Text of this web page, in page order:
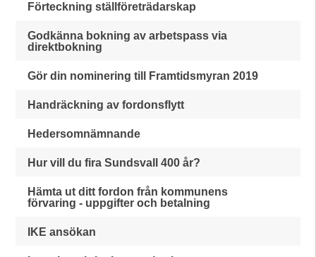
Förteckning ställföreträdarskap
Godkänna bokning av arbetspass via
direktbokning
Gör din nominering till Framtidsmyran 2019
Handräckning av fordonsflytt
Hedersomnämnande
Hur vill du fira Sundsvall 400 år?
Hämta ut ditt fordon från kommunens
förvaring - uppgifter och betalning
IKE ansökan